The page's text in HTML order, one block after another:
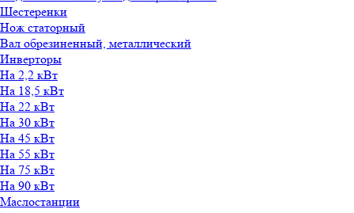
Шестеренки
Нож статорный
Вал обрезиненный, металлический
Инверторы
На 2,2 кВт
На 18,5 кВт
На 22 кВт
На 30 кВт
На 45 кВт
На 55 кВт
На 75 кВт
На 90 кВт
Маслостанции